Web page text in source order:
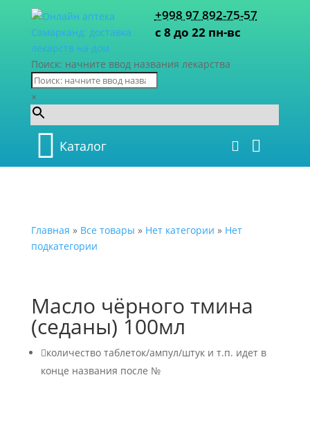
+998 97 892-75-57
с 8 до 22 пн-вс
Поиск: начните ввод названия лекарства
×
Каталог
Главная » Все товары » Нет категории » Нет
подкатегории
Масло чёрного тмина
(седаны) 100мл
количество таблеток/ампул/штук и т.п. идет в
конце названия после №